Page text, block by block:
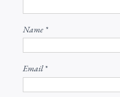
Name *
Email*